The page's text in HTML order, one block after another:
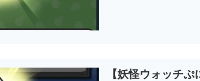
【妖怪ウォッチ